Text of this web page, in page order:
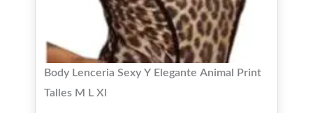
Body Lenceria Sexy Y Elegante Animal Print
Talles M L Xl